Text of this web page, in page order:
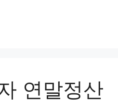
연말정산